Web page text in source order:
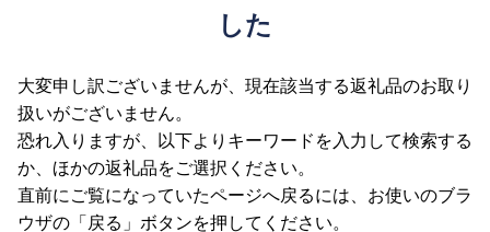
した
大変申し訳ございませんが、現在該当する返礼品のお取り
扱いがございません。
恐れ入りますが、以下よりキーワードを入力して検索する
か、ほかの返礼品をご選択ください。
直前にご覧になっていたページへ戻るには、お使いのブラ
ウザの「戻る」ボタンを押してください。